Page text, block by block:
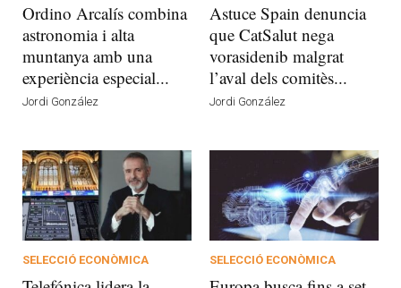
Ordino Arcalís combina
astronomia i alta
muntanya amb una
experiència especial...
Jordi González
Astuce Spain denuncia
que CatSalut nega
vorasidenib malgrat
l’aval dels comitès...
Jordi González
SELECCIÓ ECONÒMICA SELECCIÓ ECONÒMICA